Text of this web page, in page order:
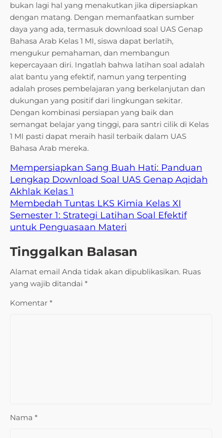
bukan lagi hal yang menakutkan jika dipersiapkan
dengan matang. Dengan memanfaatkan sumber
daya yang ada, termasuk download soal UAS Genap
Bahasa Arab Kelas 1 MI, siswa dapat berlatih,
mengukur pemahaman, dan membangun
kepercayaan diri. Ingatlah bahwa latihan soal adalah
alat bantu yang efektif, namun yang terpenting
adalah proses pembelajaran yang berkelanjutan dan
dukungan yang positif dari lingkungan sekitar.
Dengan kombinasi persiapan yang baik dan
semangat belajar yang tinggi, para santri cilik di Kelas
1 MI pasti dapat meraih hasil terbaik dalam UAS
Bahasa Arab mereka.
Mempersiapkan Sang Buah Hati: Panduan
Lengkap Download Soal UAS Genap Aqidah
Akhlak Kelas 1
Membedah Tuntas LKS Kimia Kelas XI
Semester 1: Strategi Latihan Soal Efektif
untuk Penguasaan Materi
Tinggalkan Balasan
Alamat email Anda tidak akan dipublikasikan. Ruas
yang wajib ditandai *
Komentar *
Nama *